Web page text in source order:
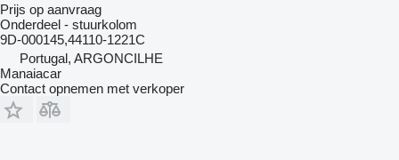
Prijs op aanvraag
Onderdeel - stuurkolom
9D-000145,44110-1221C
Portugal, ARGONCILHE
Manaiacar
Contact opnemen met verkoper